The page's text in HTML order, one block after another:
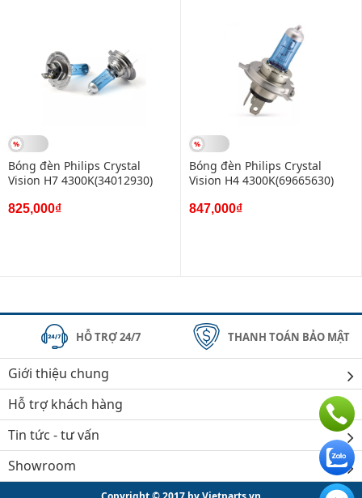
Bóng đèn Philips Crystal
Vision H7 4300K(34012930)
825,000₫
Bóng đèn Philips Crystal
Vision H4 4300K(69665630)
847,000₫
HỖ TRỢ 24/7 THANH TOÁN BẢO MẬT
Giới thiệu chung
Hỗ trợ khách hàng
Tin tức - tư vấn
Showroom